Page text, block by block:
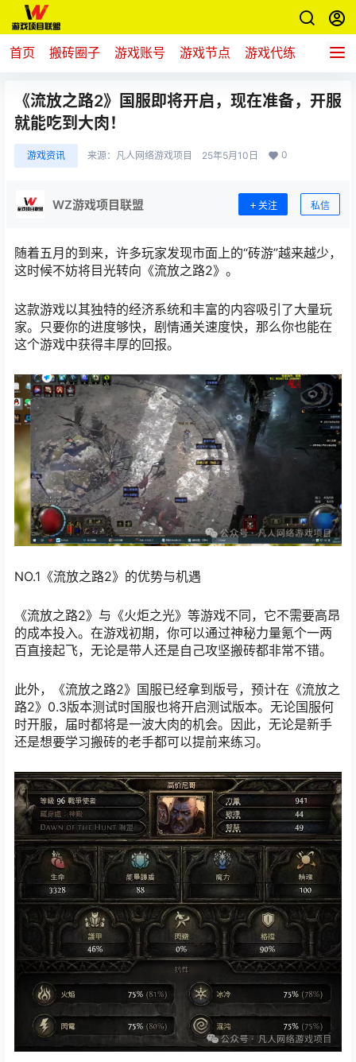
首页 搬砖圈子 游戏账号 游戏节点 游戏代练 新游推
《流放之路2》国服即将开启，现在准备，开服
就能吃到大肉！
游戏资讯 来源： 凡人网络游戏项目 25年5月10日 0
WZ游戏项目联盟 关注 私信
随着五月的到来，许多玩家发现市面上的“砖游”越来越少，
这时候不妨将目光转向《流放之路2》。
这款游戏以其独特的经济系统和丰富的内容吸引了大量玩
家。只要你的进度够快，剧情通关速度快，那么你也能在
这个游戏中获得丰厚的回报。
NO.1 《流放之路2》的优势与机遇
《流放之路2》与《火炬之光》等游戏不同，它不需要高昂
的成本投入。在游戏初期，你可以通过神秘力量氪个一两
百直接起飞，无论是带人还是自己攻坚搬砖都非常不错。
此外，《流放之路2》国服已经拿到版号，预计在《流放之
路2》0.3版本测试时国服也将开启测试版本。无论国服何
时开服，届时都将是一波大肉的机会。因此，无论是新手
还是想要学习搬砖的老手都可以提前来练习。